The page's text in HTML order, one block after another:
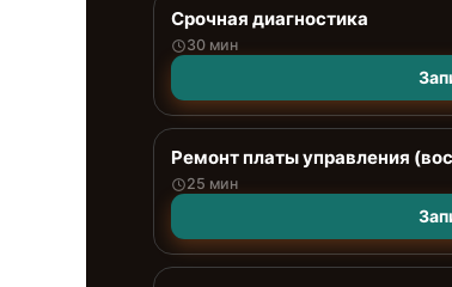
Срочная диагностика
30 мин
Ремонт платы управления
25 мин